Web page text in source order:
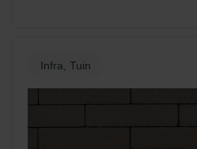
Rood-Zwart
Infra, Tuin